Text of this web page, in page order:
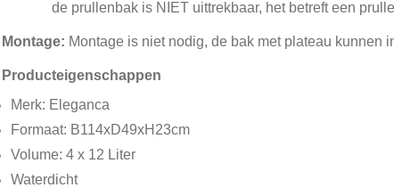
de prullenbak is NIET uittrekbaar, het betreft een
Montage: Montage is niet nodig, de bak met plateau kunnen
Producteigenschappen
Merk: Eleganca
Formaat: B114xD49xH23cm
Volume: 4 x 12 Liter
Waterdicht